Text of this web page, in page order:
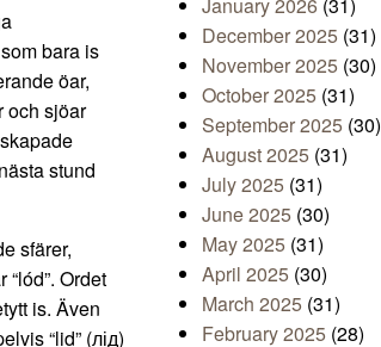
bara is
öar,
och sjöar
stund
sfärer,
Ordet
is. Även
“lid” (лід)
January 2026 (31)
December 2025 (31)
November 2025 (30)
October 2025 (31)
September 2025 (30)
August 2025 (31)
July 2025 (31)
June 2025 (30)
May 2025 (31)
April 2025 (30)
March 2025 (31)
February 2025 (28)